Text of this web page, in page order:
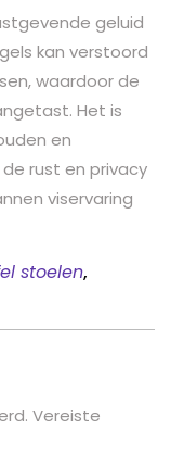
geluid
kan verstoord
waardoor de
Het is
en
rust en privacy
viservaring
stoelen,
Vereiste